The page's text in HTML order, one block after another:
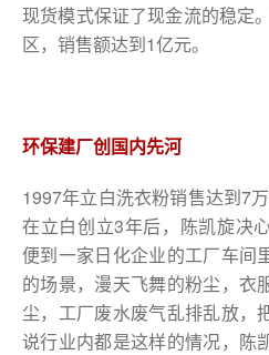
现货模式保证了现金流的稳定
区，销售额达到1亿元。
环保建厂创国内先河
1997年立白洗衣粉销售达到7
在立白创立3年后，陈凯旋决
便到一家日化企业的工厂车间
的场景，漫天飞舞的粉尘，衣
尘，工厂废水废气乱排乱放，
说行业内都是这样的情况，陈